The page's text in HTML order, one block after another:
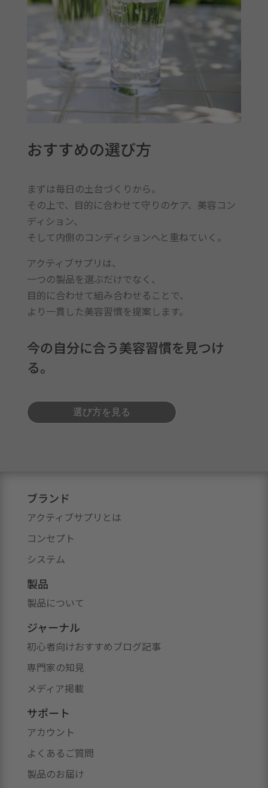
おすすめの選び方
まずは毎日の土台づくりから。
その上で、目的に合わせて守りのケア、美容コン
ディション、
そして内側のコンディションへと重ねていく。
アクティブサプリは、
一つの製品を選ぶだけでなく、
目的に合わせて組み合わせることで、
より一貫した美容習慣を提案します。
今の自分に合う美容習慣を見つけ
る。
選び方を見る
ブランド
アクティブサプリとは
コンセプト
システム
製品
製品について
ジャーナル
初心者向けおすすめブログ記事
専門家の知見
メディア掲載
サポート
アカウント
よくあるご質問
製品のお届け